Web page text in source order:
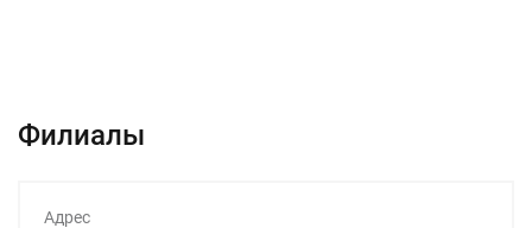
Филиалы
Адрес